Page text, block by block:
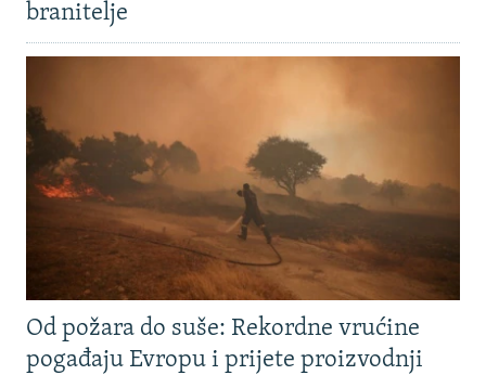
branitelje
Od požara do suše: Rekordne vrućine
pogađaju Evropu i prijete proizvodnji